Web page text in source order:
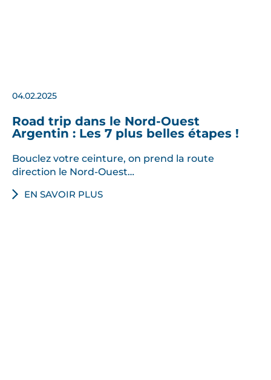
04.02.2025
Road trip dans le Nord-Ouest
Argentin : Les 7 plus belles étapes !
Bouclez votre ceinture, on prend la route
direction le Nord-Ouest…
EN SAVOIR PLUS